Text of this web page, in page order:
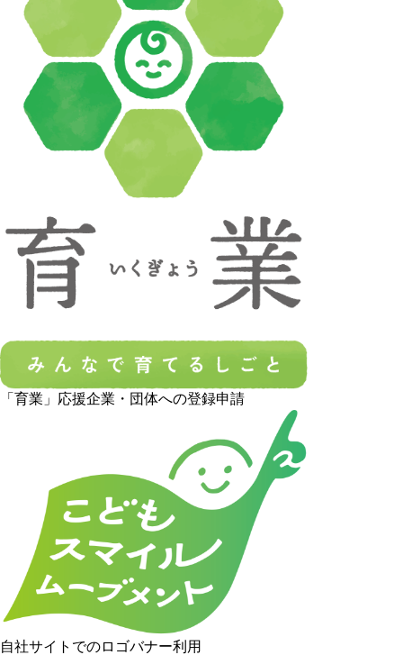
「育業」応援企業・団体への登録申請
自社サイトでのロゴバナー利用